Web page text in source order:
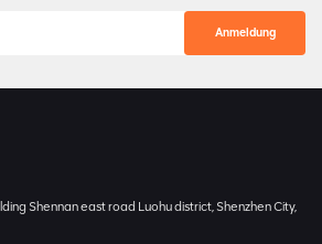
Shennan east road Luohu district, Shenzhen City,